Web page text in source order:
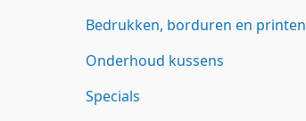
Bedrukken, borduren en printen
Onderhoud kussens
Specials